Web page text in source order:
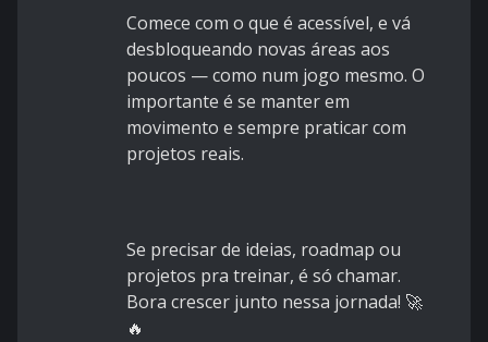
Comece com o que é acessível, e vá
desbloqueando novas áreas aos
poucos — como num jogo mesmo. O
importante é se manter em
movimento e sempre praticar com
projetos reais.
Se precisar de ideias, roadmap ou
projetos pra treinar, é só chamar.
Bora crescer junto nessa jornada! 🚀
🔥